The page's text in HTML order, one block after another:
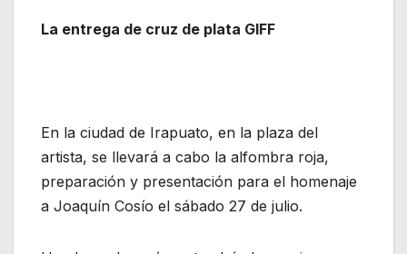
La entrega de cruz de plata GIFF
En la ciudad de Irapuato, en la plaza del
artista, se llevará a cabo la alfombra roja,
preparación y presentación para el homenaje
a Joaquín Cosío el sábado 27 de julio.